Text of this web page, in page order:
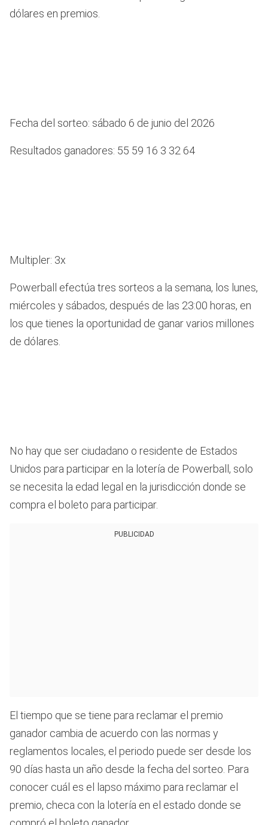
dólares en premios.
Fecha del sorteo: sábado 6 de junio del 2026
Resultados ganadores: 55 59 16 3 32 64
Multipler: 3x
Powerball efectúa tres sorteos a la semana, los lunes,
miércoles y sábados, después de las 23:00 horas, en
los que tienes la oportunidad de ganar varios millones
de dólares.
No hay que ser ciudadano o residente de Estados
Unidos para participar en la lotería de Powerball, solo
se necesita la edad legal en la jurisdicción donde se
compra el boleto para participar.
PUBLICIDAD
El tiempo que se tiene para reclamar el premio
ganador cambia de acuerdo con las normas y
reglamentos locales, el periodo puede ser desde los
90 días hasta un año desde la fecha del sorteo. Para
conocer cuál es el lapso máximo para reclamar el
premio, checa con la lotería en el estado donde se